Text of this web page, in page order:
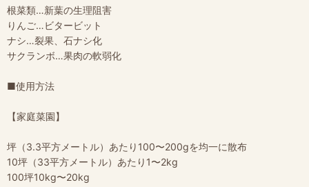
根菜類…新葉の生理阻害
りんご…ビタービット
ナシ…裂果、石ナシ化
サクランボ…果肉の軟弱化
■使用方法
【家庭菜園】
坪（3.3平方メートル）あたり100〜200gを均一に散布
10坪（33平方メートル）あたり1〜2kg
100坪10kg〜20kg